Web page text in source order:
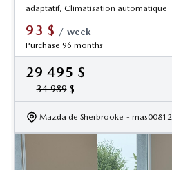
adaptatif, Climatisation automatique
93 $ / week
Purchase 96 months
29 495 $
34 989$
Mazda de Sherbrooke - mas00812